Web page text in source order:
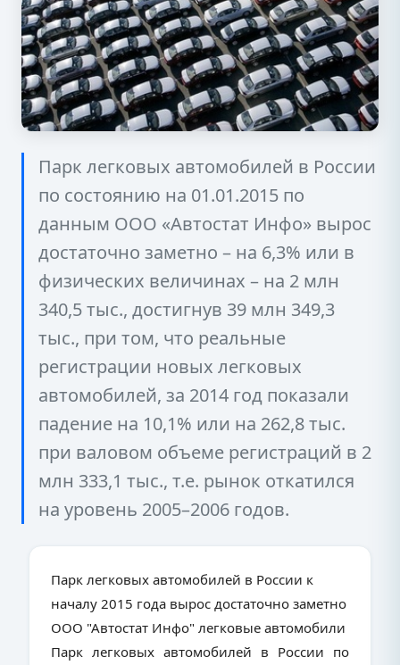
Парк легковых автомобилей в России
по состоянию на 01.01.2015 по
данным ООО «Автостат Инфо» вырос
достаточно заметно – на 6,3% или в
физических величинах – на 2 млн
340,5 тыс., достигнув 39 млн 349,3
тыс., при том, что реальные
регистрации новых легковых
автомобилей, за 2014 год показали
падение на 10,1% или на 262,8 тыс.
при валовом объеме регистраций в 2
млн 333,1 тыс., т.е. рынок откатился
на уровень 2005–2006 годов.
Парк легковых автомобилей в России к
началу 2015 года вырос достаточно заметно
ООО "Автостат Инфо" легковые автомобили
Парк легковых автомобилей в России по